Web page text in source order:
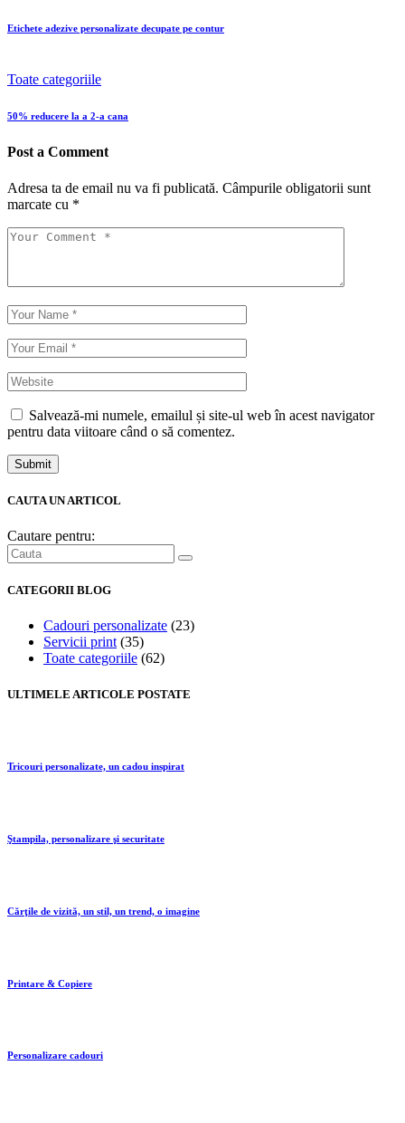
Etichete adezive personalizate decupate pe contur
Toate categoriile
50% reducere la a 2-a cana
Post a Comment
Adresa ta de email nu va fi publicată. Câmpurile obligatorii sunt
marcate cu *
Salvează-mi numele, emailul și site-ul web în acest navigator
pentru data viitoare când o să comentez.
Submit
CAUTA UN ARTICOL
Cautare pentru:
CATEGORII BLOG
Cadouri personalizate (23)
Servicii print (35)
Toate categoriile (62)
ULTIMELE ARTICOLE POSTATE
Tricouri personalizate, un cadou inspirat
Ştampila, personalizare şi securitate
Cărţile de vizită, un stil, un trend, o imagine
Printare & Copiere
Personalizare cadouri